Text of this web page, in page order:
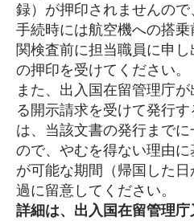
録）が押印されませんの
手続時には航空機への搭
関検査前に担当職員に申
の押印を受けてください。
また、出入国在留管理庁
る開示請求を受けて発行
は、当該文書の発行まで
ので、やむを得ない理由
が可能な期間（帰国した
過に留意してください。
詳細は、出入国在留管理